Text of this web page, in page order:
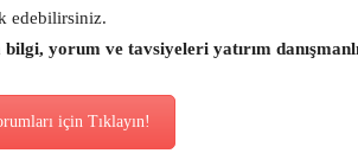
edebilirsiniz.
yorum ve tavsiyeleri yatırım
için Tıklayın!